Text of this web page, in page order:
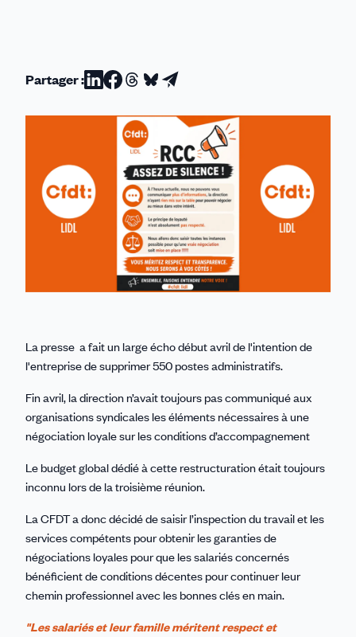
Partager :Partager
sur
Linkedin
Partager
sur
Facebook
Partager
sur
Threads
Partager
sur
Bluesky
Partager
par
email
La presse a fait un large écho début avril de l'intention de
l'entreprise de supprimer 550 postes administratifs.
Fin avril, la direction n’avait toujours pas communiqué aux
organisations syndicales les éléments nécessaires à une
négociation loyale sur les conditions d’accompagnement
Le budget global dédié à cette restructuration était toujours
inconnu lors de la troisième réunion.
La CFDT a donc décidé de saisir l’inspection du travail et les
services compétents pour obtenir les garanties de
négociations loyales pour que les salariés concernés
bénéficient de conditions décentes pour continuer leur
chemin professionnel avec les bonnes clés en main.
"Les salariés et leur famille méritent respect et